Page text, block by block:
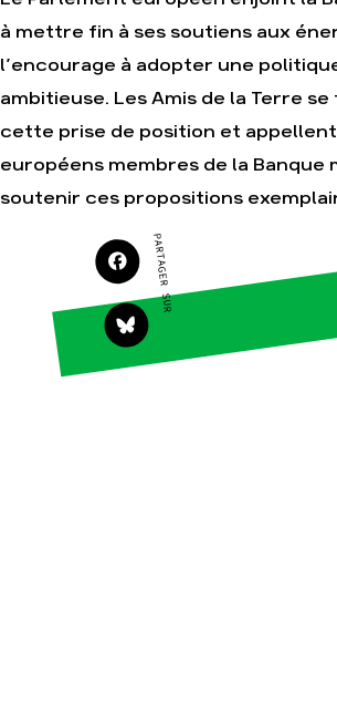
Faire un don
S'engager sur le
terrain
Agir au quotidien
Soutenir les
campagnes
Transmettre tout ou
partie de son
patrimoine
Télécharger
gratuitement les
guides éco-citoyens
à mettre fin à ses soutiens aux
l’encourage à adopter une
ambitieuse. Les Amis de la Terre
cette prise de position et
européens membres de la Banque
soutenir ces propositions
PARTAGER SUR